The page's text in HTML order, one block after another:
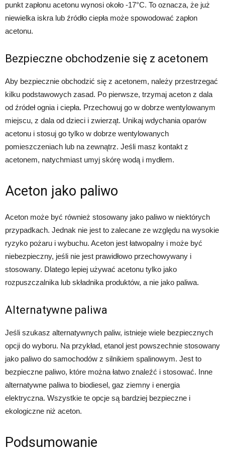
punkt zapłonu acetonu wynosi około -17°C. To oznacza, że już
niewielka iskra lub źródło ciepła może spowodować zapłon
acetonu.
Bezpieczne obchodzenie się z acetonem
Aby bezpiecznie obchodzić się z acetonem, należy przestrzegać
kilku podstawowych zasad. Po pierwsze, trzymaj aceton z dala
od źródeł ognia i ciepła. Przechowuj go w dobrze wentylowanym
miejscu, z dala od dzieci i zwierząt. Unikaj wdychania oparów
acetonu i stosuj go tylko w dobrze wentylowanych
pomieszczeniach lub na zewnątrz. Jeśli masz kontakt z
acetonem, natychmiast umyj skórę wodą i mydłem.
Aceton jako paliwo
Aceton może być również stosowany jako paliwo w niektórych
przypadkach. Jednak nie jest to zalecane ze względu na wysokie
ryzyko pożaru i wybuchu. Aceton jest łatwopalny i może być
niebezpieczny, jeśli nie jest prawidłowo przechowywany i
stosowany. Dlatego lepiej używać acetonu tylko jako
rozpuszczalnika lub składnika produktów, a nie jako paliwa.
Alternatywne paliwa
Jeśli szukasz alternatywnych paliw, istnieje wiele bezpiecznych
opcji do wyboru. Na przykład, etanol jest powszechnie stosowany
jako paliwo do samochodów z silnikiem spalinowym. Jest to
bezpieczne paliwo, które można łatwo znaleźć i stosować. Inne
alternatywne paliwa to biodiesel, gaz ziemny i energia
elektryczna. Wszystkie te opcje są bardziej bezpieczne i
ekologiczne niż aceton.
Podsumowanie